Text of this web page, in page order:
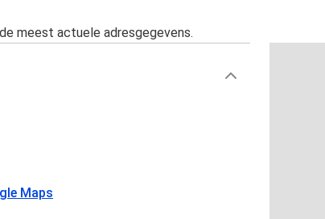
meest actuele adresgegevens.
Maps